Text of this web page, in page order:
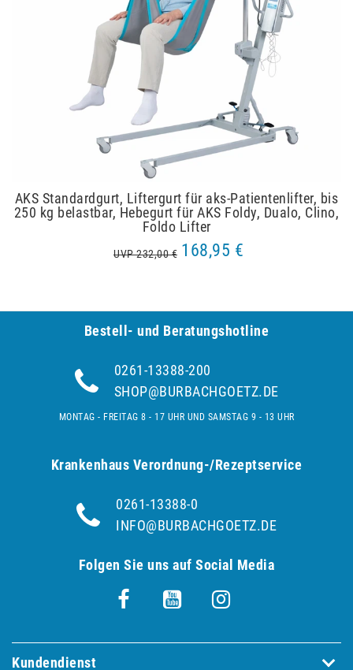
AKS Standardgurt, Liftergurt für aks-Patientenlifter, bis
250 kg belastbar, Hebegurt für AKS Foldy, Dualo, Clino,
Foldo Lifter
UVP 232,00 € 168,95 €
Bestell- und Be­ra­tungs­hot­line
0261-13388-200
SHOP@BURBACHGOETZ.DE
MONTAG - FREITAG 8 - 17 UHR UND SAMSTAG 9 - 13 UHR
Krankenhaus Verordnung-/Rezeptservice
0261-13388-0
INFO@BURBACHGOETZ.DE
Folgen Sie uns auf Social Media
Kundendienst